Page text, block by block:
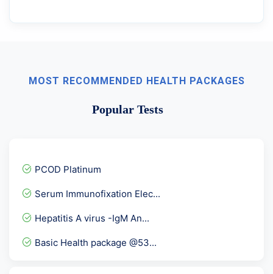
MOST RECOMMENDED HEALTH PACKAGES
Popular Tests
PCOD Platinum
Serum Immunofixation Elec...
Hepatitis A virus -IgM An...
Basic Health package @53...